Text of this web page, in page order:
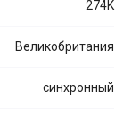
274K
Великобритания
синхронный